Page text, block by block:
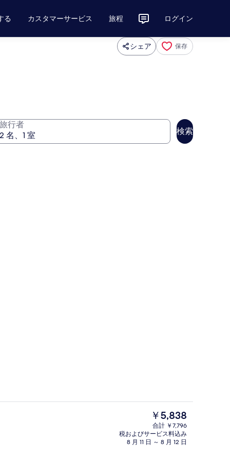
る カスタマーサービス 旅程 ログイン
シェア 保存
旅行者
検索
ルーム キングベッド 1 台 (Creek
現
在
の
料
￥5,838
合計 ￥7,796
税およびサービス料込み
8 月 11 日 ～ 8 月 12 日